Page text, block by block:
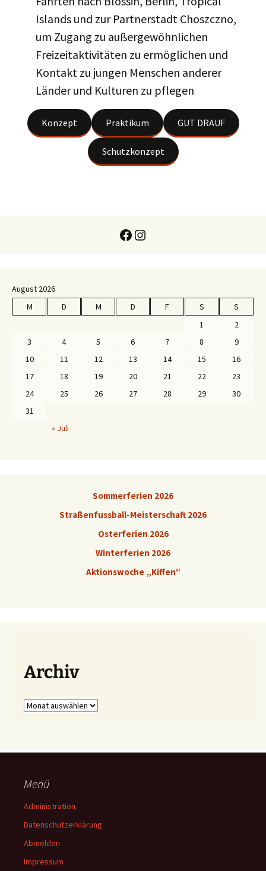
Islands und zur Partnerstadt Choszczno,
um Zugang zu außergewöhnlichen
Freizeitaktivitäten zu ermöglichen und
Kontakt zu jungen Menschen anderer
Länder und Kulturen zu pflegen
Konzept Praktikum GUT DRAUF
Schutzkonzept
Facebook
Instagram
August 2026
M
D M D F S
S
1
2
3
4 5 6 7 8
9
10
11 12 13 14 15
16
17
18 19 20 21 22
23
24
25 26 27 28 29
30
31
« Juli
Sommerferien 2026
Straßenfussball-Meisterschaft 2026
Osterferien 2026
Winterferien 2026
Aktionswoche „Kiffen“
Archiv
Archiv
Menü
Administration
Datenschutzerklärung
Abmelden
Impressum